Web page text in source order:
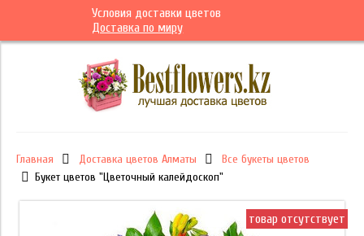
Условия доставки цветов
Доставка по миру
Главная Доставка цветов Алматы
Все букеты цветов
Букет цветов "Цветочный калейдоскоп"
товар отсутствует